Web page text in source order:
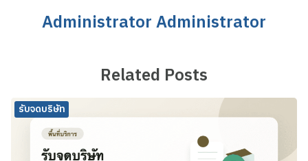
Administrator Administrator
Related Posts
รับจดบริษัท